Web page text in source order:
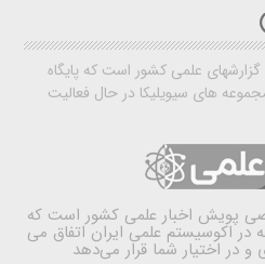
علمی کشور است که پایگاه
های سیویلیکا در حال فعالیت
پویش اخبار علمی کشور است که
اکوسیستم علمی ایران اتفاق می
و در اختیار شما قرار می‌دهد